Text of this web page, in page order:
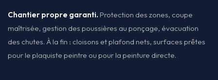
Chantier propre garanti. Protection des zones, coupe
maîtrisée, gestion des poussières au ponçage, évacuation
des chutes. À la fin : cloisons et plafond nets, surfaces prêtes
pour le plaquiste peintre ou pour la peinture directe.